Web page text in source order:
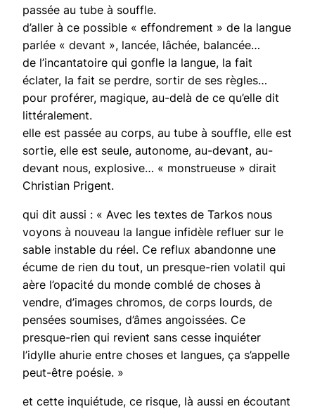
passée au tube à souffle.
d’aller à ce possible « effondrement » de la langue
parlée « devant », lancée, lâchée, balancée…
de l’incantatoire qui gonfle la langue, la fait
éclater, la fait se perdre, sortir de ses règles…
pour proférer, magique, au-delà de ce qu’elle dit
littéralement.
elle est passée au corps, au tube à souffle, elle est
sortie, elle est seule, autonome, au-devant, au-
devant nous, explosive… « monstrueuse » dirait
Christian Prigent.
qui dit aussi : « Avec les textes de Tarkos nous
voyons à nouveau la langue infidèle refluer sur le
sable instable du réel. Ce reflux abandonne une
écume de rien du tout, un presque-rien volatil qui
aère l’opacité du monde comblé de choses à
vendre, d’images chromos, de corps lourds, de
pensées soumises, d’âmes angoissées. Ce
presque-rien qui revient sans cesse inquiéter
l’idylle ahurie entre choses et langues, ça s’appelle
peut-être poésie. »
et cette inquiétude, ce risque, là aussi en écoutant